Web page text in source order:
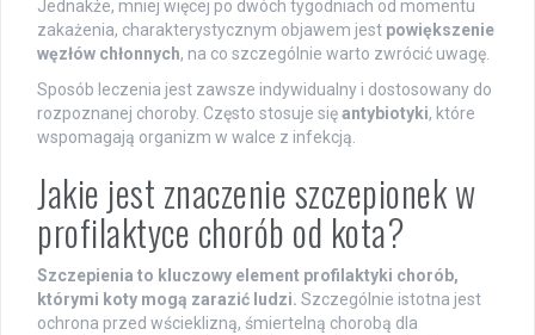
Jednakże, mniej więcej po dwóch tygodniach od momentu
zakażenia, charakterystycznym objawem jest powiększenie
węzłów chłonnych, na co szczególnie warto zwrócić uwagę.
Sposób leczenia jest zawsze indywidualny i dostosowany do
rozpoznanej choroby. Często stosuje sięantybiotyki, które
wspomagają organizm w walce z infekcją.
Jakie jest znaczenie szczepionek w
profilaktyce chorób od kota?
Szczepienia to kluczowy element profilaktyki chorób,
którymi koty mogą zarazić ludzi. Szczególnie istotna jest
ochrona przed wścieklizną, śmiertelną chorobą dla